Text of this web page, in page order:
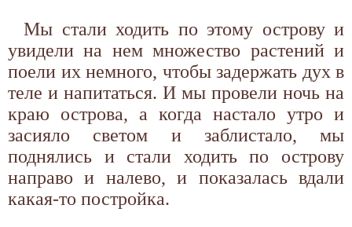
Мы стали ходить по этому острову и
увидели на нем множество растений и
поели их немного, чтобы задержать дух в
теле и напитаться. И мы провели ночь на
краю острова, а когда настало утро и
засияло светом и заблистало, мы
поднялись и стали ходить по острову
направо и налево, и показалась вдали
какая-то постройка.